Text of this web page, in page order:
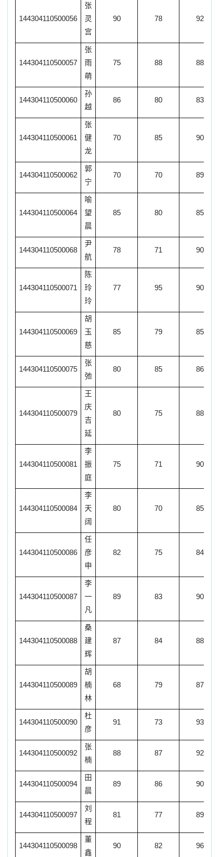
144304110500056
张
灵
宫
90 78 92
144304110500057
张
雨
萌
75 88 88
144304110500060
孙
越
86 80 83
144304110500061
张
健
龙
70 85 90
144304110500062
郭
宁
70 70 89
144304110500064
喻
望
晨
85 80 85
144304110500068
尹
航
78 71 90
144304110500071
陈
玲
玲
77 95 90
144304110500069
胡
玉
慈
85 79 85
144304110500075
张
弛
80 85 86
144304110500079
王
庆
吉
延
80 75 88
144304110500081
李
振
庭
75 71 90
144304110500084
李
天
阔
80 70 85
144304110500086
任
彦
申
82 75 84
144304110500087
李
一
凡
89 83 90
144304110500088
桑
建
辉
87 84 88
144304110500089
胡
楠
林
68 79 87
144304110500090
杜
彦
91 73 93
144304110500092
张
楠
88 87 92
144304110500094
田
晨
89 86 90
144304110500097
刘
程
81 77 89
144304110500098
董
鑫
90 82 96